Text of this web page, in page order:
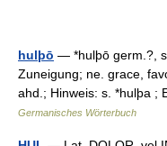
hulþō — *hulþō germ.?,
Zuneigung; ne. grace,
ahd.; Hinweis: s. *hulþa ;
Germanisches Wörterbuch